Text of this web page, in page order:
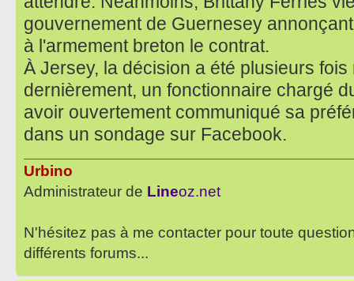
gouvernement de Guernesey
à l'armement breton le contrat.
À Jersey, la décision a été plusieurs
dernièrement, un fonctionnaire chargé
avoir ouvertement communiqué sa
dans un sondage sur Facebook.
Urbino
Administrateur de Lineoz.net
N'hésitez pas à me contacter pour toute
différents forums...